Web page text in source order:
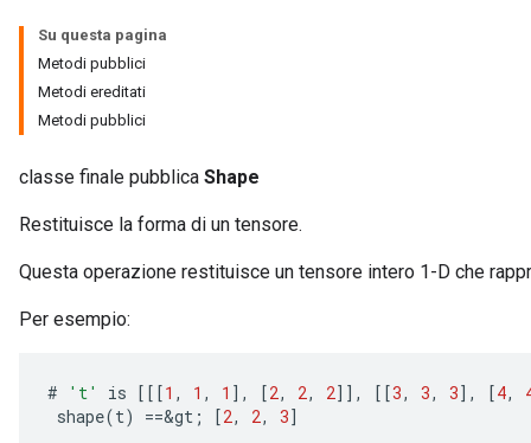
Su questa pagina
Metodi pubblici
Metodi ereditati
Metodi pubblici
classe finale pubblica Shape
Restituisce la forma di un tensore.
Questa operazione restituisce un tensore intero 1-D che
Per esempio:
# 't' is [[[1 , 1 , 1 ] , [2, 2, 2]] , [[3, 3, 3] , [4,
shape(t) ==&gt ; [2, 2, 3]